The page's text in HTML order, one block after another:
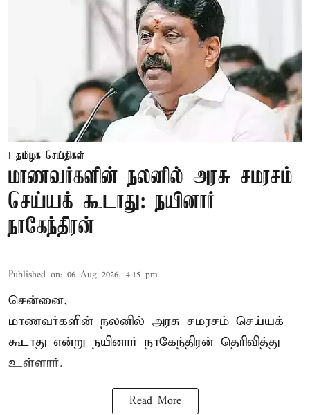
தமிழக செய்திகள்
மாணவர்களின் நலனில் அரசு சமரசம்
செய்யக் கூடாது: நயினார்
நாகேந்திரன்
Published on: 06 Aug 2026, 4:15 pm
சென்னை,
மாணவர்களின் நலனில் அரசு சமரசம் செய்யக்
கூடாது என்று நயினார் நாகேந்திரன் தெரிவித்து
உள்ளார்.
Read More